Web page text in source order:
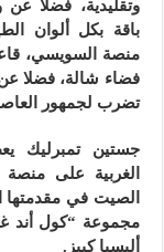
وتقليدية، فضلا
باقة بكل ألوان
منصة السويسي،
فضاء شالة، فضلا
تضرب لجمهور
جستين تمبرليك
الغربية على
الصيت في مقدمتها
مجموعة “كول أند
أليسيا كييز.